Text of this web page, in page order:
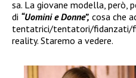
sa. La giovane modella, però,
di “Uomini e Donne”, cosa che
tentatrici/tentatori/fidanzati/
reality. Staremo a vedere.